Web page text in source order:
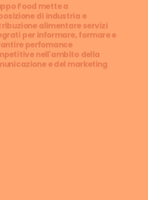
Food mette a
di industria e
alimentare servizi
per informare, formare e
perfomance
nell'ambito della
e del marketing